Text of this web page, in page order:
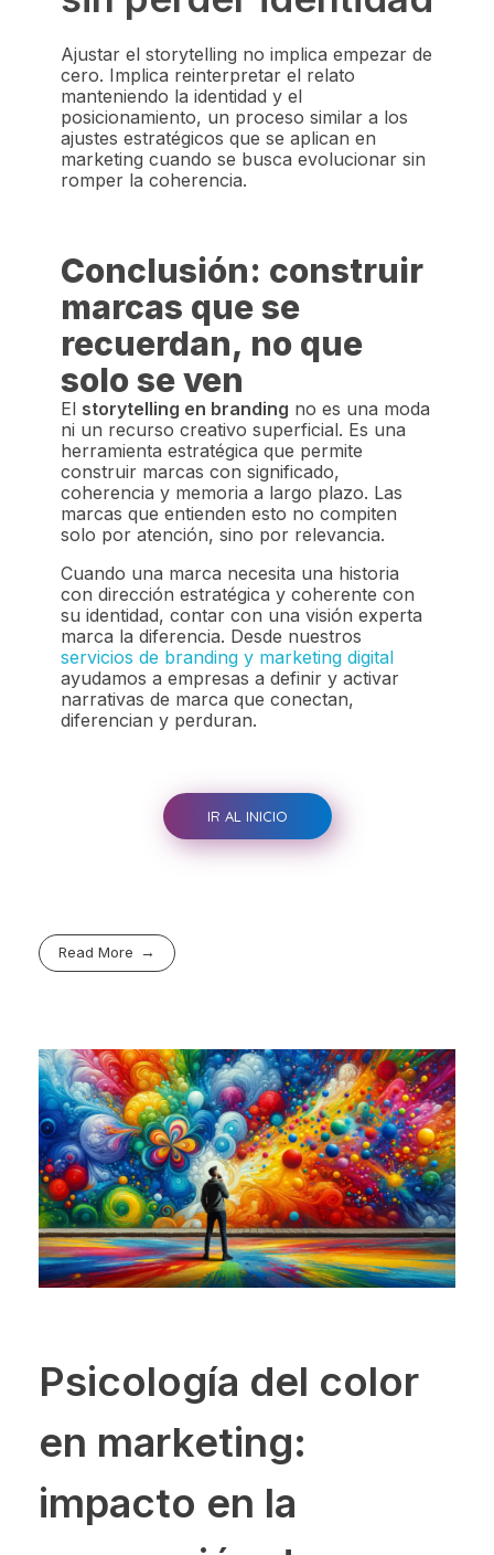
Ajustar el storytelling no implica empezar de
cero. Implica reinterpretar el relato
manteniendo la identidad y el
posicionamiento, un proceso similar a los
ajustes estratégicos que se aplican en
marketing cuando se busca evolucionar sin
romper la coherencia.
Conclusión: construir
marcas que se
recuerdan, no que
solo se ven
El storytelling en branding no es una moda
ni un recurso creativo superficial. Es una
herramienta estratégica que permite
construir marcas con significado,
coherencia y memoria a largo plazo. Las
marcas que entienden esto no compiten
solo por atención, sino por relevancia.
Cuando una marca necesita una historia
con dirección estratégica y coherente con
su identidad, contar con una visión experta
marca la diferencia. Desde nuestros
servicios de branding y marketing digital
ayudamos a empresas a definir y activar
narrativas de marca que conectan,
diferencian y perduran.
IR AL INICIO
Read More
Psicología del color
en marketing:
impacto en la